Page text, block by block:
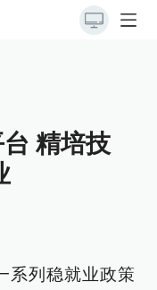
台 精培技
系列稳就业政策